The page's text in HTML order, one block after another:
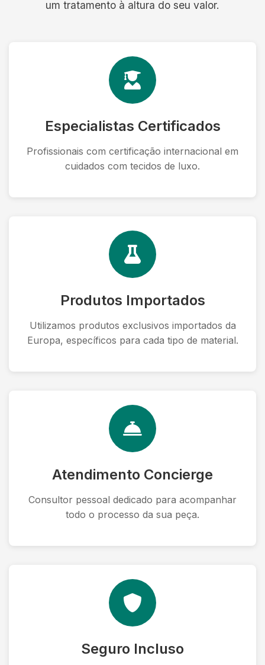
um tratamento à altura do seu valor.
Especialistas Certificados
Profissionais com certificação internacional em
cuidados com tecidos de luxo.
Produtos Importados
Utilizamos produtos exclusivos importados da
Europa, específicos para cada tipo de material.
Atendimento Concierge
Consultor pessoal dedicado para acompanhar
todo o processo da sua peça.
Seguro Incluso